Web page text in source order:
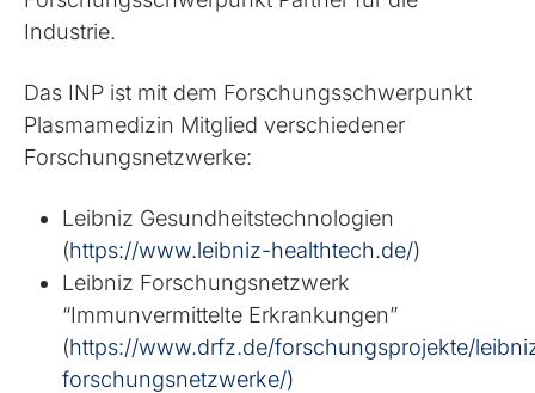
Industrie.
Das INP ist mit dem Forschungsschwerpunkt
Plasmamedizin Mitglied verschiedener
Forschungsnetzwerke:
Leibniz Gesundheitstechnologien
(https://www.leibniz-healthtech.de/)
Leibniz Forschungsnetzwerk
“Immunvermittelte Erkrankungen”
(https://www.drfz.de/forschungsprojekte/
forschungsnetzwerke/)